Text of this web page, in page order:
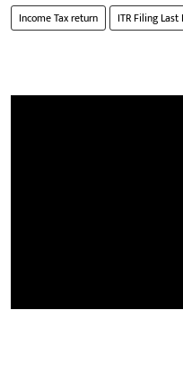
Income Tax return
ITR Filing